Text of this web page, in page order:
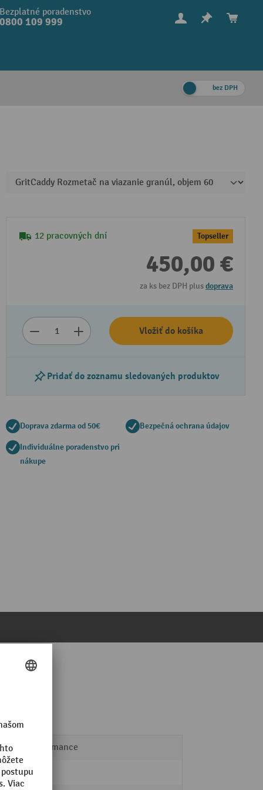
Bezplatné poradenstvo
0800 109 999
bez DPH
12 pracovných dní Topseller
450,00 €
za ks bez DPH plusdoprava
Vložiť do košíka
Pridať do zoznamu sledovaných produktov
Doprava zdarma od 50€ Bezpečná ochrana údajov
Individuálne poradenstvo pri
nákupe
Performance
20 kg